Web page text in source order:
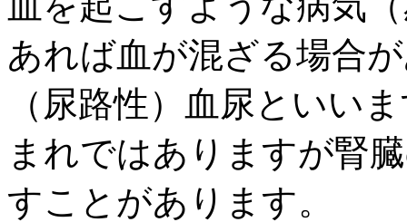
あれば血が混ざる場合
（尿路性）血尿といい
まれではありますが腎
すことがあります。